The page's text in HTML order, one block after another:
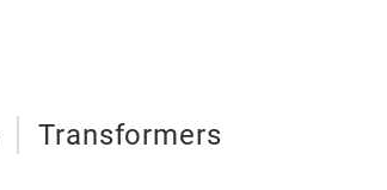
Transformers